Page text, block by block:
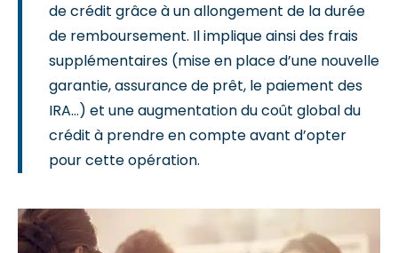
de crédit grâce à un allongement de la durée
de remboursement. Il implique ainsi des frais
supplémentaires (mise en place d’une nouvelle
garantie, assurance de prêt, le paiement des
IRA…) et une augmentation du coût global du
crédit à prendre en compte avant d’opter
pour cette opération.